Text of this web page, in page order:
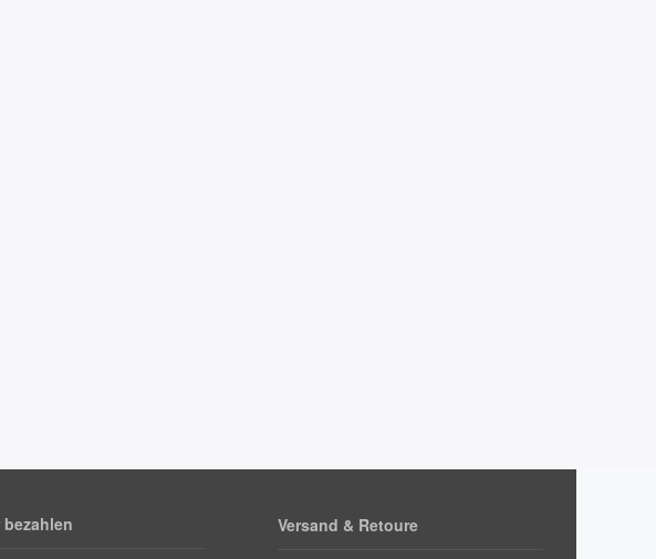
Versand & Retoure